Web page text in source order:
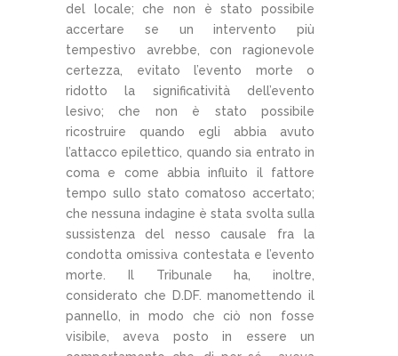
del locale; che non è stato possibile
accertare se un intervento più
tempestivo avrebbe, con ragionevole
certezza, evitato l’evento morte o
ridotto la significatività dell’evento
lesivo; che non è stato possibile
ricostruire quando egli abbia avuto
l’attacco epilettico, quando sia entrato in
coma e come abbia influito il fattore
tempo sullo stato comatoso accertato;
che nessuna indagine è stata svolta sulla
sussistenza del nesso causale fra la
condotta omissiva contestata e l’evento
morte. Il Tribunale ha, inoltre,
considerato che D.DF. manomettendo il
pannello, in modo che ciò non fosse
visibile, aveva posto in essere un